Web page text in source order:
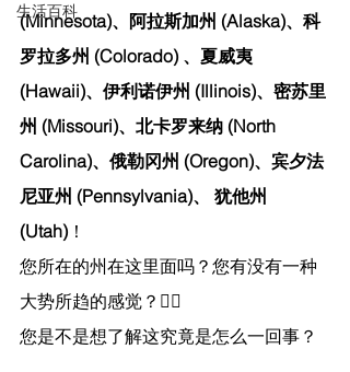
生活百科
(Minnesota)、阿拉斯加州 (Alaska)、科
罗拉多州 (Colorado) 、夏威夷
(Hawaii)、伊利诺伊州 (Illinois)、密苏里
州 (Missouri)、北卡罗来纳 (North
Carolina)、俄勒冈州 (Oregon)、宾夕法
尼亚州 (Pennsylvania)、 犹他州
(Utah) ！
您所在的州在这里面吗？您有没有一种
大势所趋的感觉？😵‍💫
您是不是想了解这究竟是怎么一回事？